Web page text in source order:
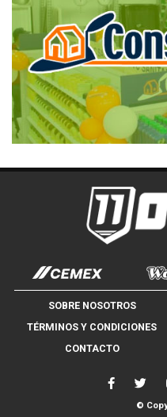
SOBRE NOSOTROS
TÉRMINOS Y CONDICIONES
CONTACTO
©